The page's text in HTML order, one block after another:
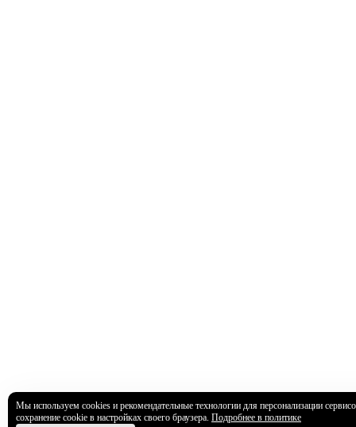
Мы используем cookies и рекомендательные технологии для персонализации
сохранение cookie в настройках своего браузера. Подробнее в политике